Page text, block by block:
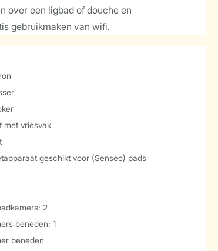
over een ligbad of douche en
gebruikmaken van wifi.
met vriesvak
geschikt voor (Senseo) pads
2
beneden: 1
beneden